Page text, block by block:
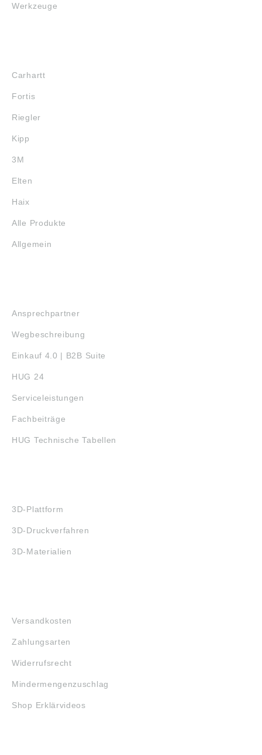
Werkzeuge
Carhartt
Fortis
Riegler
Kipp
3M
Elten
Haix
Alle Produkte
Allgemein
Ansprechpartner
Wegbeschreibung
Einkauf 4.0 | B2B Suite
HUG 24
Serviceleistungen
Fachbeiträge
HUG Technische Tabellen
3D-Plattform
3D-Druckverfahren
3D-Materialien
Versandkosten
Zahlungsarten
Widerrufsrecht
Mindermengenzuschlag
Shop Erklärvideos